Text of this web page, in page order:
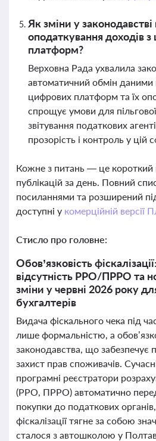
Як зміни у
оподаткування доходів
платформ?
Верховна Рада ухвалила
автоматичний обмін
цифрових платформ та їх
спрощує умови для
звітування податкових
прозорість і контроль у цій
Кожне з питань — це короткий
публікацій за день. Повний
посиланнями та розширений
доступні у комерційній версії
Стисло про головне:
Обов’язковість
відсутність РРО/ПРРО та
зміни у червні 2026 року
бухгалтерів
Видача фіскального чека під
лише формальністю, а
законодавства, що забезпечує
захист прав споживачів.
програмні реєстратори
(РРО, ПРРО) автоматично
покупки до податкових органів,
фіскалізації тягне за собою
сталося з автошколою у